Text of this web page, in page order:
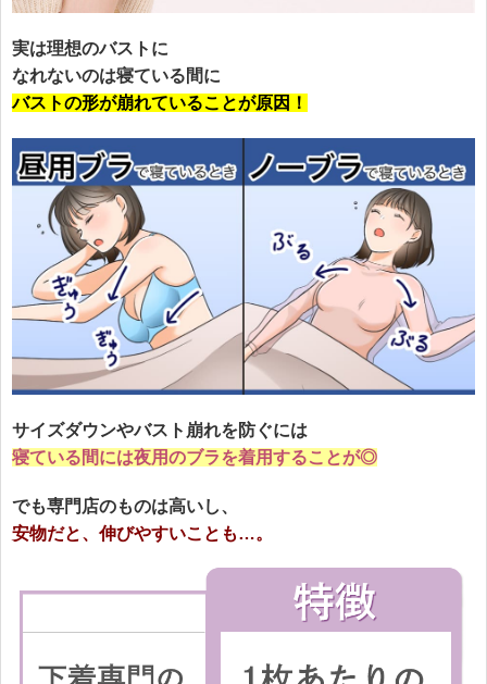
実は理想のバストに
なれないのは寝ている間に
バストの形が崩れていることが原因！
サイズダウンやバスト崩れを防ぐには
寝ている間には夜用のブラを着用することが◎
でも専門店のものは高いし、
安物だと、伸びやすいことも…。